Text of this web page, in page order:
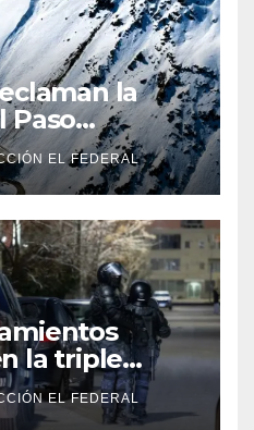
la
Paso
EL FEDERAL
la triple
Maipú y
EL FEDERAL